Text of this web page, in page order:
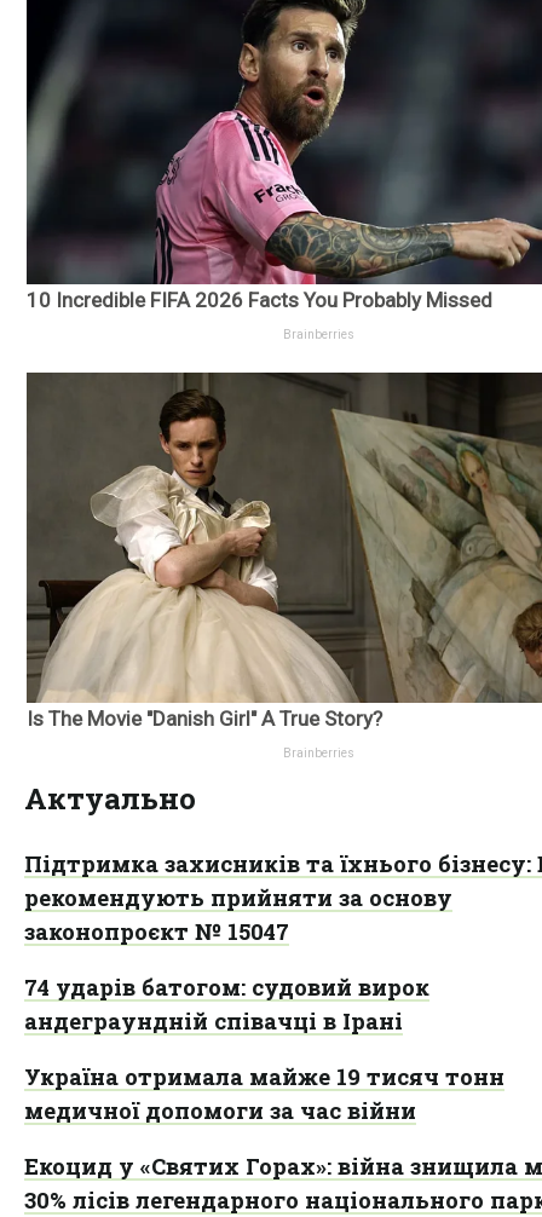
Актуально
Підтримка захисників та їхнього бізнесу:
рекомендують прийняти за основу
законопроєкт № 15047
74 ударів батогом: судовий вирок
андеграундній співачці в Ірані
Україна отримала майже 19 тисяч тонн
медичної допомоги за час війни
Екоцид у «Святих Горах»: війна знищила
30% лісів легендарного національного